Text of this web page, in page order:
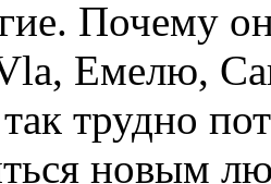
Почему
Емелю,
трудно
новым